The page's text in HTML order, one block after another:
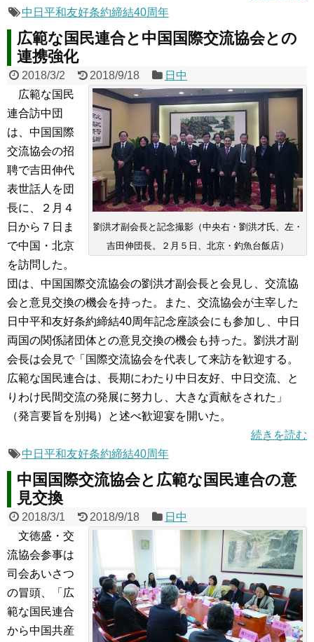
中日平和友好条約締結40周年
広範な国民連合と中国国際交流協会との
連携強化
2018/3/2 2018/9/18 日中
劉洪才副会長と記念撮影（中央右・劉洪才氏、左・
吉田伸団長。２月５日、北京・釣魚台飯店）
広範な国民
連合訪中団
は、中国国際
交流協会の招
聘で吉田伸代
表世話人を団
長に、２月４
日から７日ま
で中国・北京
を訪問した。
団は、中国国際交流協会の劉洪才副会長と会見し、交流協
会と意見交換の機会を持った。また、交流協会が主宰した
日中平和友好条約締結40周年記念座談会にも参加し、中日
両国の関係諸団体との意見交換の機会も持った。劉洪才副
会長は会見で「国際交流協会を代表して来訪を歓迎する。
広範な国民連合は、長期にわたり中日友好、中日交流、と
りわけ民間交流の発展に努力し、大きな貢献をされた」
（発言要旨を別掲）と述べ歓迎宴を開いた。
続きを読む
中日平和友好条約締結40周年
中国国際交流協会と広範な国民連合の意
見交換
2018/3/1 2018/9/18 日中
文徳盛・交
流協会参事は
司会あいさつ
の冒頭、「広
範な国民連合
から中国共産